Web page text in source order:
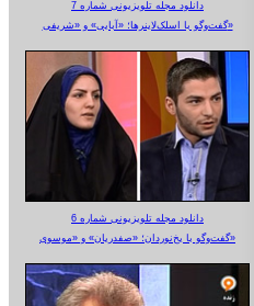
دانلود مجله تلویزیونی شماره 7
گفت‌وگو با اسلک‌لاینرها؛ «آبایی» و «شریفی»
دانلود مجله تلویزیونی شماره 6
گفت‌وگو با یخ‌نوردان؛ «صفدریان» و «موسوی»